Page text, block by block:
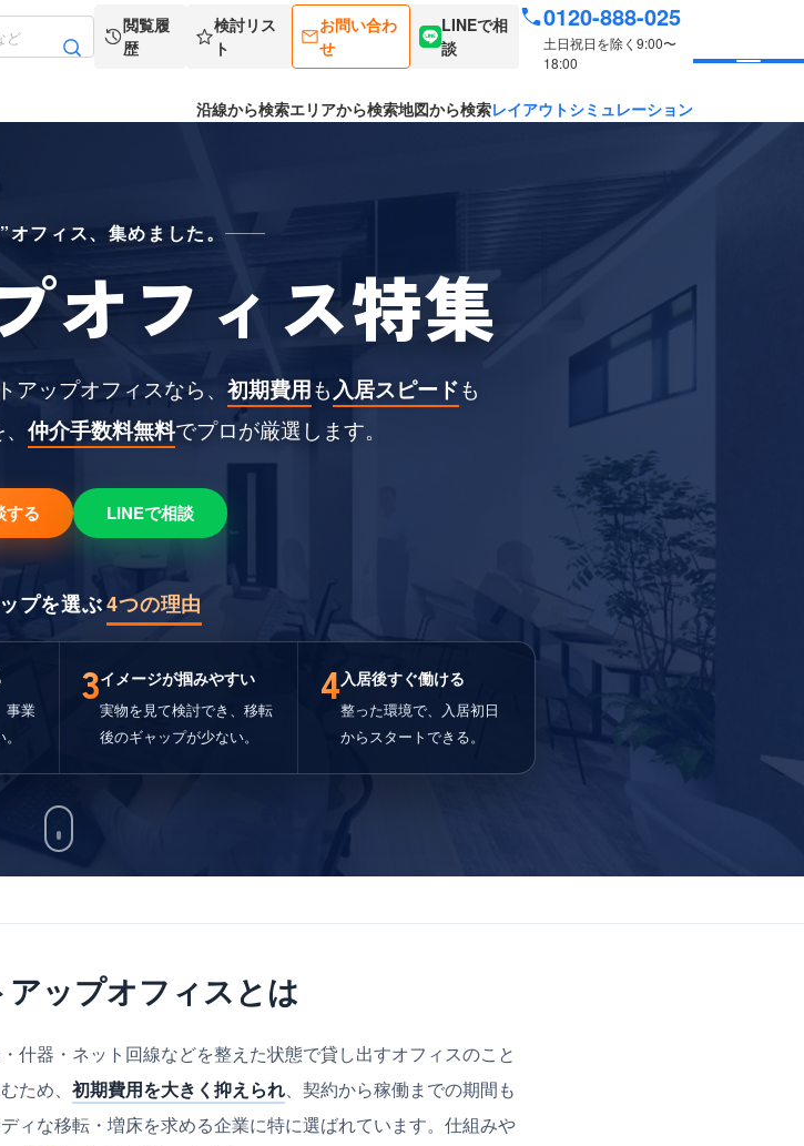
閲覧履
歴
検討リス
ト
お問い合わ
せ
LINEで相
談
0120-888-025
土日祝日を除く9:00〜
18:00
沿線から検索エリアから検索地図から検索レイアウトシミュレーション
オフィス、集めました。
オフィス特集
ップオフィスなら、 初期費用も入居スピードも
仲介手数料無料でプロが厳選します。
する LINEで相談
プを選ぶ4つの理由
事業
3イメージが掴みやすい
実物を見て検討でき、移転
後のギャップが少ない。
4入居後すぐ働ける
整った環境で、入居初日
からスタートできる。
ップオフィスとは
什器・ネット回線などを整えた状態で貸し出すオフィスのこと
ため、 初期費用を大きく抑えられ、契約から稼働までの期間も
ィな移転・増床を求める企業に特に選ばれています。仕組みや